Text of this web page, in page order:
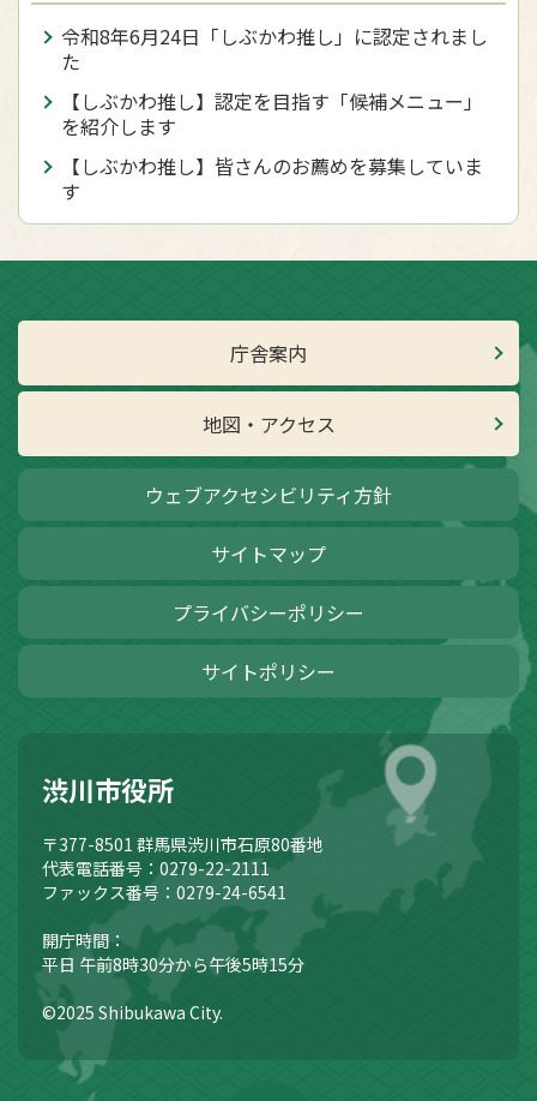
令和8年6月24日「しぶかわ推し」に認定されまし
た
【しぶかわ推し】認定を目指す「候補メニュー」
を紹介します
【しぶかわ推し】皆さんのお薦めを募集していま
す
庁舎案内
地図・アクセス
ウェブアクセシビリティ方針
サイトマップ
プライバシーポリシー
サイトポリシー
渋川市役所
〒377-8501 群馬県渋川市石原80番地
代表電話番号：0279-22-2111
ファックス番号：0279-24-6541
開庁時間：
平日 午前8時30分から午後5時15分
©2025 Shibukawa City.